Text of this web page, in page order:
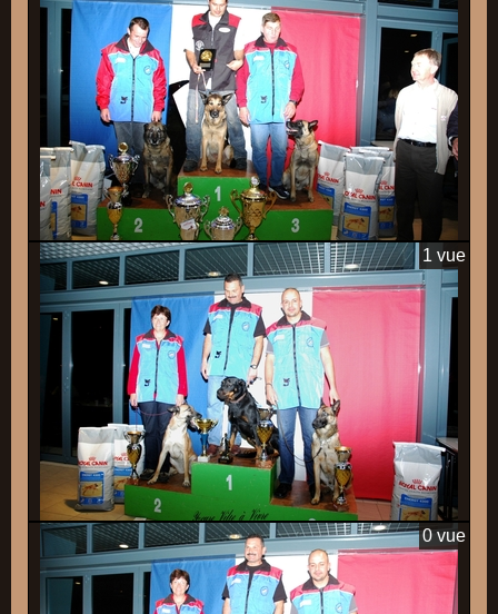
1 vue
0 vue